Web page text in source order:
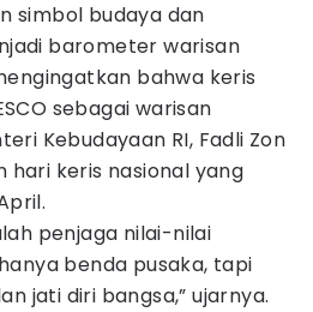
simbol budaya dan
barometer warisan
bahwa keris
sebagai warisan
Kebudayaan RI, Fadli Zon
keris nasional yang
penjaga nilai-nilai
benda pusaka, tapi
jati diri bangsa,” ujarnya.